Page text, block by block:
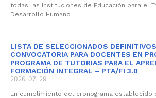
todas las Instituciones de Educación para el
Desarrollo Humano
LISTA DE SELECCIONADOS
CONVOCATORIA PARA DOCENTES EN
PROGRAMA DE TUTORIAS PARA EL
FORMACIÓN INTEGRAL – PTA/FI 3.0
2026-07-29
En cumplimiento del cronograma establecido